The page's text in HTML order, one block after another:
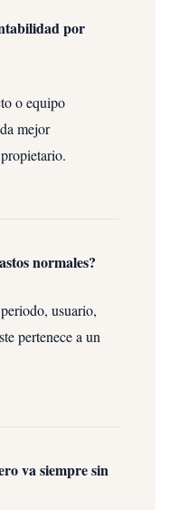
por
o equipo
mejor
normales?
usuario,
pertenece a un
va siempre sin